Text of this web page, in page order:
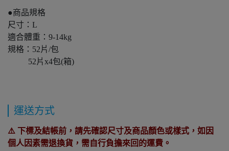
●商品規格
尺寸：L
適合體重：9-14kg
規格：52片/包
52片x4包(箱)
運送方式
⚠️ 下標及結帳前，請先確認尺寸及商品顏色或樣式，如因
個人因素需退換貨，需自行負擔來回的運費。